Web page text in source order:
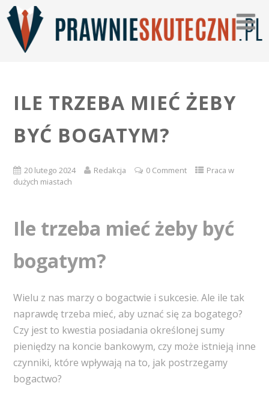
ILE TRZEBA MIEĆ ŻEBY
BYĆ BOGATYM?
20 lutego 2024 Redakcja 0 Comment
Praca w
dużych miastach
Ile trzeba mieć żeby być
bogatym?
Wielu z nas marzy o bogactwie i sukcesie. Ale ile tak
naprawdę trzeba mieć, aby uznać się za bogatego?
Czy jest to kwestia posiadania określonej sumy
pieniędzy na koncie bankowym, czy może istnieją inne
czynniki, które wpływają na to, jak postrzegamy
bogactwo?